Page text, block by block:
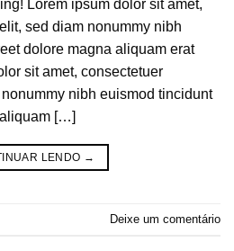
Lorem ipsum dolor sit amet,
sed diam nonummy nibh
dolore magna aliquam erat
sit amet, consectetuer
nibh euismod tincidunt
[…]
LENDO →
Deixe um comentário